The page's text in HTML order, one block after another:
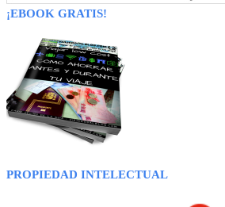
¡EBOOK GRATIS!
PROPIEDAD INTELECTUAL